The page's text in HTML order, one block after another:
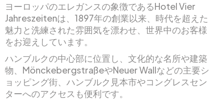
ヨーロッパのエレガンスの象徴であるHotel Vier
Jahreszeitenは、1897年の創業以来、時代を超えた
魅力と洗練された雰囲気を漂わせ、世界中のお客様
をお迎えしています。
ハンブルクの中心部に位置し、文化的な名所や建築
物、MönckebergstraßeやNeuer Wallなどの主要シ
ョッピング街、ハンブルク見本市やコングレスセン
ターへのアクセスも便利です。